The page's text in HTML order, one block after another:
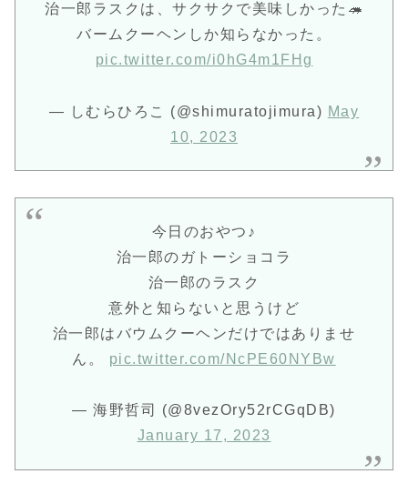
治一郎ラスクは、サクサクで美味しかった🦔
バームクーヘンしか知らなかった。
pic.twitter.com/i0hG4m1FHg
— しむらひろこ (@shimuratojimura) May
10, 2023
今日のおやつ♪
治一郎のガトーショコラ
治一郎のラスク
意外と知らないと思うけど
治一郎はバウムクーヘンだけではありませ
ん。 pic.twitter.com/NcPE60NYBw
— 海野哲司 (@8vezOry52rCGqDB)
January 17, 2023